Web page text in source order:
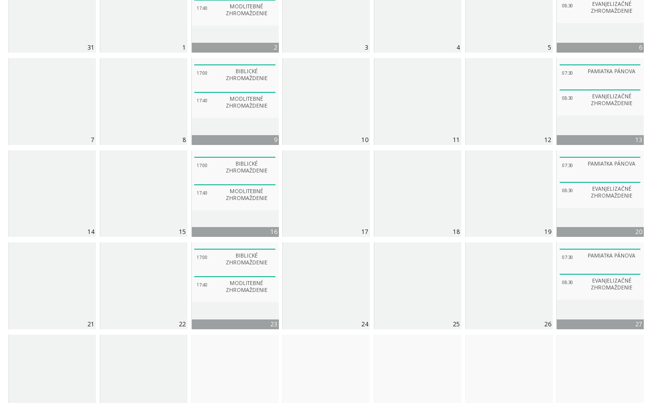
31 1
17:40
MODLITEBNÉ
ZHROMAŽDENIE
2 3 4 5
08:30
EVANJELIZAČNÉ
ZHROMAŽDENIE
6
7 8
17:00
BIBLICKÉ
ZHROMAŽDENIE
17:40
MODLITEBNÉ
ZHROMAŽDENIE
9 10 11 12
07:30 PAMIATKA PÁNOVA
08:30
EVANJELIZAČNÉ
ZHROMAŽDENIE
13
14 15
17:00
BIBLICKÉ
ZHROMAŽDENIE
17:40
MODLITEBNÉ
ZHROMAŽDENIE
16 17 18 19
07:30 PAMIATKA PÁNOVA
08:30
EVANJELIZAČNÉ
ZHROMAŽDENIE
20
21 22
17:00
BIBLICKÉ
ZHROMAŽDENIE
17:40
MODLITEBNÉ
ZHROMAŽDENIE
23 24 25 26
07:30 PAMIATKA PÁNOVA
08:30
EVANJELIZAČNÉ
ZHROMAŽDENIE
27